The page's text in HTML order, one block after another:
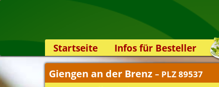
Startseite
Infos für Besteller
Lieferservice-App
Weiterempfehlen
Giengen an der Brenz – PLZ 89537